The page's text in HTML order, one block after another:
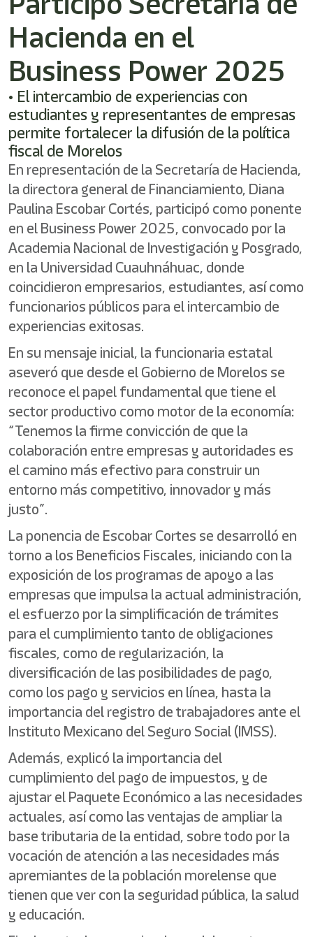
Hacienda en el
Business Power 2025
• El intercambio de experiencias con
estudiantes y representantes de empresas
permite fortalecer la difusión de la política
fiscal de Morelos
En representación de la Secretaría de Hacienda,
la directora general de Financiamiento, Diana
Paulina Escobar Cortés, participó como ponente
en el Business Power 2025, convocado por la
Academia Nacional de Investigación y Posgrado,
en la Universidad Cuauhnáhuac, donde
coincidieron empresarios, estudiantes, así como
funcionarios públicos para el intercambio de
experiencias exitosas.
En su mensaje inicial, la funcionaria estatal
aseveró que desde el Gobierno de Morelos se
reconoce el papel fundamental que tiene el
sector productivo como motor de la economía:
“Tenemos la firme convicción de que la
colaboración entre empresas y autoridades es
el camino más efectivo para construir un
entorno más competitivo, innovador y más
justo”.
La ponencia de Escobar Cortes se desarrolló en
torno a los Beneficios Fiscales, iniciando con la
exposición de los programas de apoyo a las
empresas que impulsa la actual administración,
el esfuerzo por la simplificación de trámites
para el cumplimiento tanto de obligaciones
fiscales, como de regularización, la
diversificación de las posibilidades de pago,
como los pago y servicios en línea, hasta la
importancia del registro de trabajadores ante el
Instituto Mexicano del Seguro Social (IMSS).
Además, explicó la importancia del
cumplimiento del pago de impuestos, y de
ajustar el Paquete Económico a las necesidades
actuales, así como las ventajas de ampliar la
base tributaria de la entidad, sobre todo por la
vocación de atención a las necesidades más
apremiantes de la población morelense que
tienen que ver con la seguridad pública, la salud
y educación.